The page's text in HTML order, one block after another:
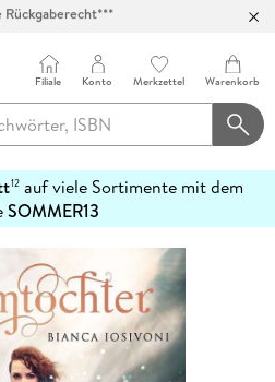
in über 100 Filialen
Filiale Konto Merkzettel Warenkorb
12auf viele Sortimente mit dem
SOMMER13